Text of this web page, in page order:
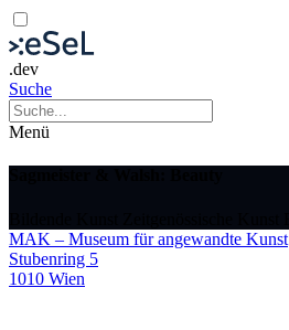
.dev
Suche
Menü
MAK – Museum für angewandte Kunst
Stubenring 5
1010 Wien